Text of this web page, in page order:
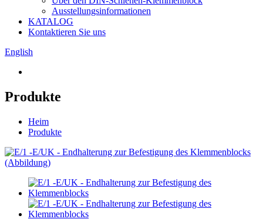
Ausstellungsinformationen
KATALOG
Kontaktieren Sie uns
English
Produkte
Heim
Produkte